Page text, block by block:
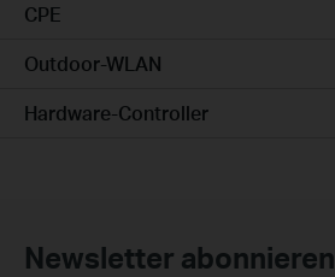
CPE
Outdoor-WLAN
Hardware-Controller
Newsletter abonnieren